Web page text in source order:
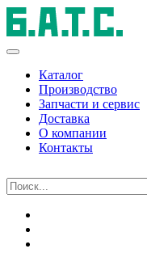
Каталог
Производство
Запчасти и сервис
Доставка
О компании
Контакты